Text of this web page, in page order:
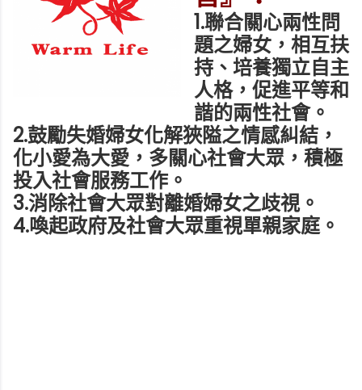
1.聯合關心兩性問
題之婦女，相互扶
持、培養獨立自主
人格，促進平等和
諧的兩性社會。
2.鼓勵失婚婦女化解狹隘之情感糾結，
化小愛為大愛，多關心社會大眾，積極
投入社會服務工作。
3.消除社會大眾對離婚婦女之歧視。
4.喚起政府及社會大眾重視單親家庭。